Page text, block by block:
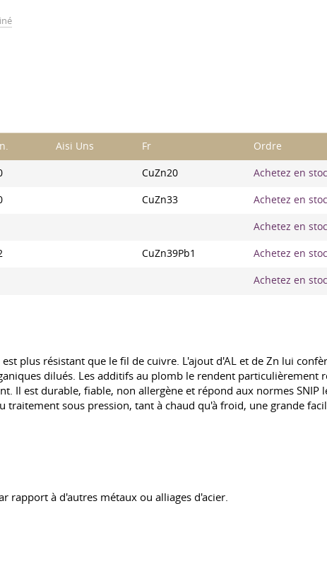
Aisi Uns Fr Ordre
CuZn20 Achetez en
CuZn33 Achetez en
Achetez en
CuZn39Pb1 Achetez en
Achetez en
plus résistant que le fil de cuivre. L'ajout d'AL et de Zn lui
dilués. Les additifs au plomb le rendent particulièrement
Il est durable, fiable, non allergène et répond aux normes SNIP
sous pression, tant à chaud qu'à froid, une grande
rapport à d'autres métaux ou alliages d'acier.